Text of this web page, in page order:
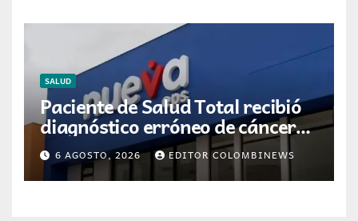
SALUD
Paciente de Salud Total recibió
diagnóstico erróneo de cáncer
por resultados de otra persona
6 AGOSTO, 2026 EDITOR COLOMBINEWS